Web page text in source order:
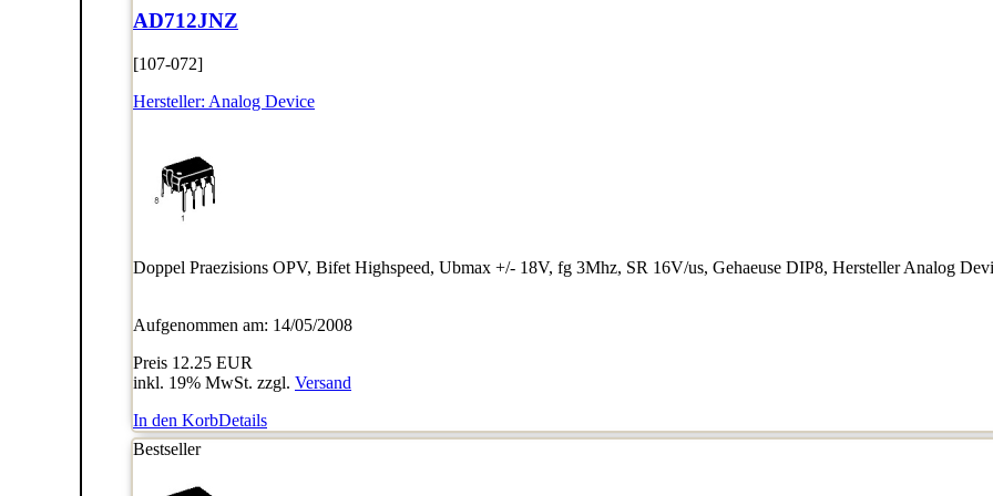
AD712JNZ
[107-072]
Hersteller: Analog Device
Doppel Praezisions OPV, Bifet Highspeed, Ubmax +/- 18V, fg 3Mhz, SR 16V/us, Gehaeuse DIP8, Hersteller Analog
Aufgenommen am: 14/05/2008
Preis 12.25 EUR
inkl. 19% MwSt. zzgl. Versand
In den KorbDetails
Bestseller